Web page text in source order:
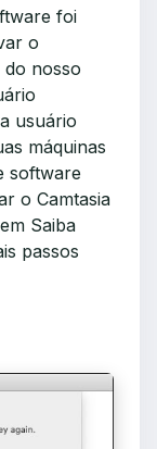
foi
o
do nosso
usuário
máquinas
software
o Camtasia
Saiba
passos